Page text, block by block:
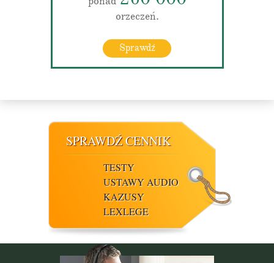
orzeczeń.
Sprawdź
SPRAWDŹ CENNIK
TESTY
USTAWY AUDIO
KAZUSY
LEXLEGE